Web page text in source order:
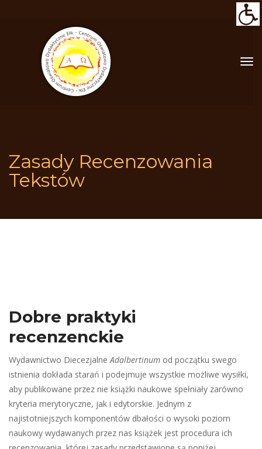
Zasady Recenzowania
Tekstów
Dobre praktyki
recenzenckie
Wydawnictwo Diecezjalne Adalbertinum od początku swego
istnienia dokłada starań i podejmuje wszystkie możliwe wysiłki,
aby publikowane przez nie książki naukowe spełniały zarówno
kryteria merytoryczne, jak i edytorskie. Jednym z
najistotniejszych komponentów dbałości o wysoki poziom
naukowy wydawanych przez nas książek jest procedura ich